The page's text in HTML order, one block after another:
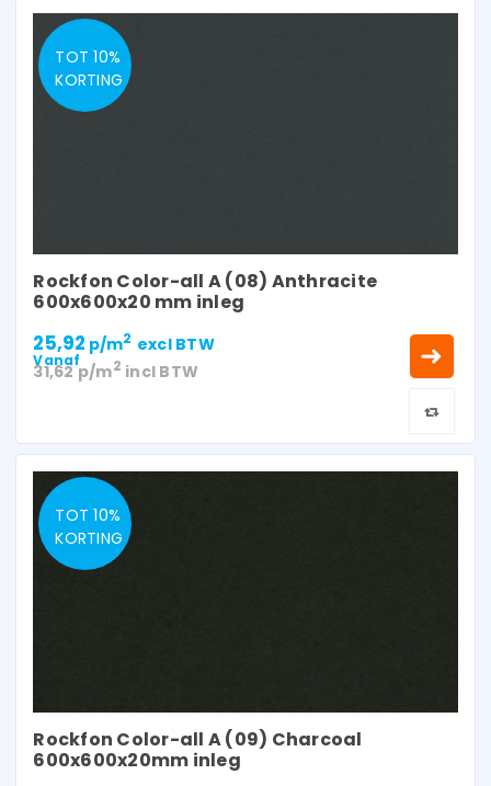
TOT 10%
KORTING
Rockfon Color-all A (08) Anthracite
600x600x20 mm inleg
Vanaf
25,92 p/m2 excl BTW
31,62p/m2 incl BTW
TOT 10%
KORTING
Rockfon Color-all A (09) Charcoal
600x600x20mm inleg